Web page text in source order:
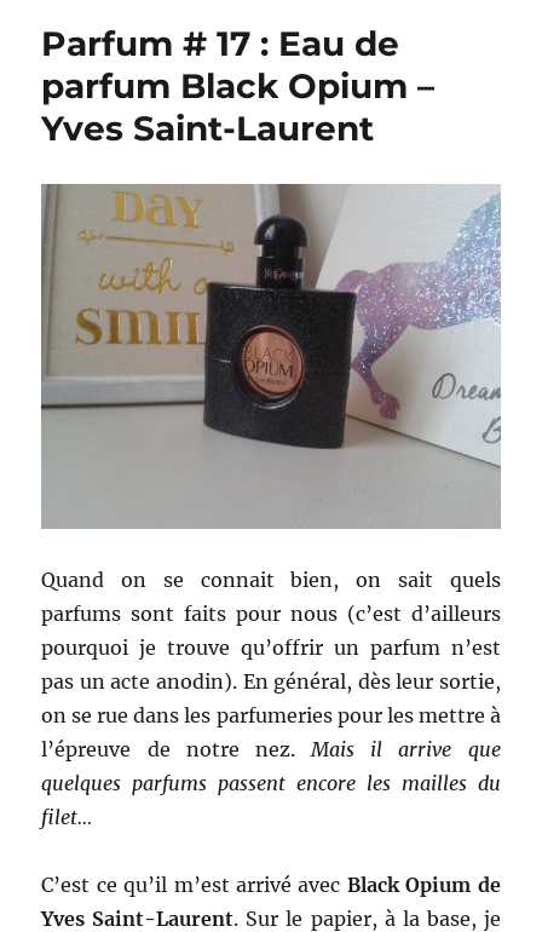
de
Laurent
Parfum # 17 : Eau de
parfum Black Opium –
Yves Saint-Laurent
Quand on se connait bien, on sait quels
parfums sont faits pour nous (c’est d’ailleurs
pourquoi je trouve qu’offrir un parfum n’est
pas un acte anodin). En général, dès leur sortie,
on se rue dans les parfumeries pour les mettre à
l’épreuve de notre nez. Mais il arrive que
quelques parfums passent encore les mailles du
filet…
C’est ce qu’il m’est arrivé avec Black Opium de
Yves Saint-Laurent. Sur le papier, à la base, je